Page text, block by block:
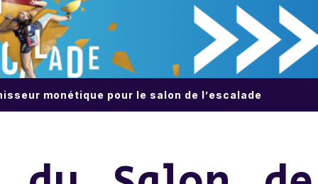
monétique pour le salon de l’escalade